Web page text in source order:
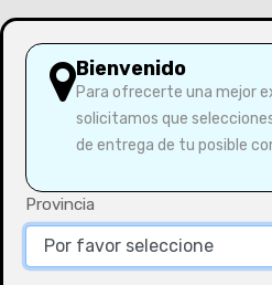
Por favor seleccione
Masas de Cerdo Fritas
Bienvenido
Para ofrecerte una mejor
solicitamos que
de entrega de tu posible
Provincia